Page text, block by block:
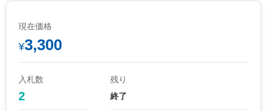
現在価格
¥3,300
入札数
2
残り
終了